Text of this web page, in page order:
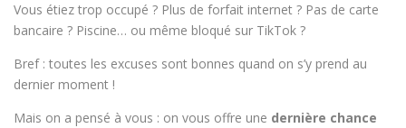
Vous étiez trop occupé ? Plus de forfait internet ? Pas de carte
bancaire ? Piscine… ou même bloqué sur TikTok ?
Bref : toutes les excuses sont bonnes quand on s’y prend au
dernier moment !
Mais on a pensé à vous : on vous offre une dernière chance